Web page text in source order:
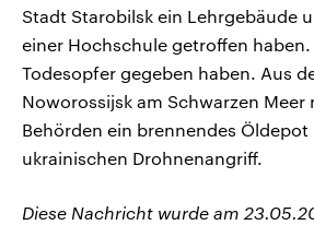
Stadt Starobilsk ein Lehrgebäude
einer Hochschule getroffen haben.
Todesopfer gegeben haben. Aus
Noworossijsk am Schwarzen Meer
Behörden ein brennendes Öldepot
ukrainischen Drohnenangriff.
Diese Nachricht wurde am